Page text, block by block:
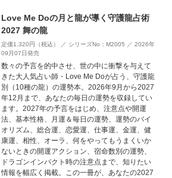
Love Me Doの月と龍が導く守護龍占術
2027 舞の龍
定価1,320円（税込） ／ シリーズNo：M2005 ／ 2026年
09月07日発売
数々の予言を的中させ、世の中に衝撃を与えて
きた大人気占い師・Love Me Doが占う、守護龍
別（10種の龍）の運勢本。2026年9月から2027
年12月まで、あなたの毎日の運勢を収録してい
ます。2027年の予言をはじめ、注意点や開運
法、基本性格、月運＆毎日の運勢、運勢のバイ
オリズム、総合運、恋愛運、仕事運、金運、健
康運、相性、オーラ、何をやってもうまくいか
ないときの開運アクション、宿命数別の運勢、
ドラゴンインパクト時の注意点まで、知りたい
情報を幅広く掲載。この一冊が、あなたの2027